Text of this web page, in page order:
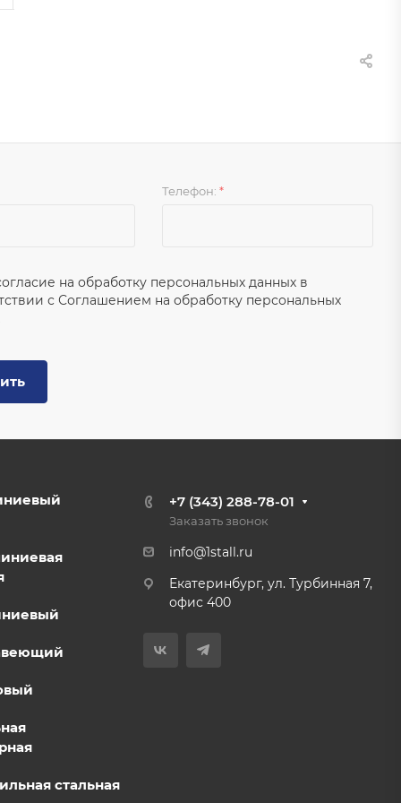
Телефон: *
на обработку персональных данных в
с Соглашением на обработку персональных
стальная
+7 (343) 288-78-01
Заказать звонок
info@1stall.ru
Екатеринбург, ул. Турбинная 7,
офис 400